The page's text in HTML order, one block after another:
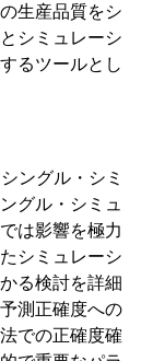
生産品質をシ
シミュレーシ
るツールとし
ングル・シミ
グル・シミュ
は影響を極力
シミュレーシ
る検討を詳細
測正確度への
での正確度確